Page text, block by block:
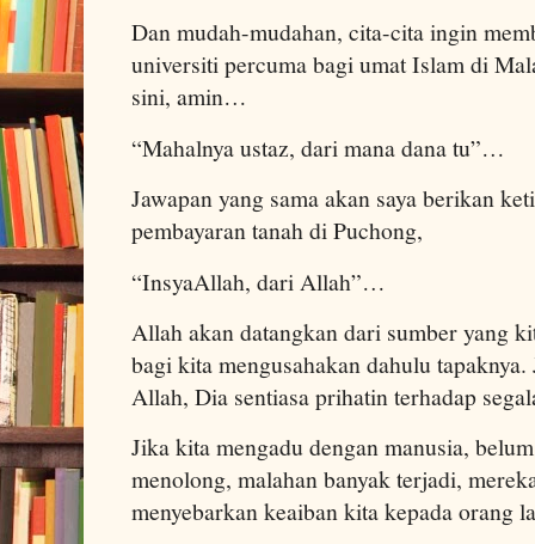
Dan mudah-mudahan, cita-cita ingin
universiti percuma bagi umat Islam di
sini, amin…
“Mahalnya ustaz, dari mana dana tu”…
Jawapan yang sama akan saya berikan
pembayaran tanah di Puchong,
“InsyaAllah, dari Allah”…
Allah akan datangkan dari sumber yang
bagi kita mengusahakan dahulu
Allah, Dia sentiasa prihatin terhadap
Jika kita mengadu dengan manusia,
menolong, malahan banyak terjadi,
menyebarkan keaiban kita kepada orang